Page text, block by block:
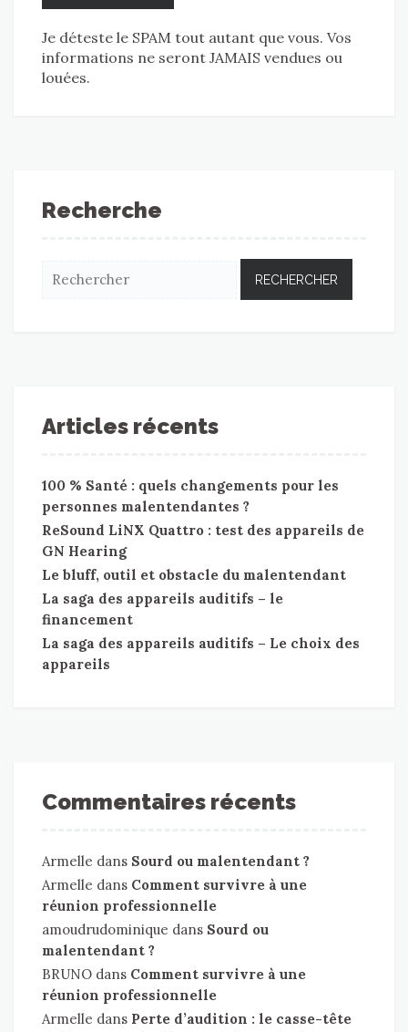
Je déteste le SPAM tout autant que vous. Vos
informations ne seront JAMAIS vendues ou
louées.
Recherche
Articles récents
100 % Santé : quels changements pour les
personnes malentendantes ?
ReSound LiNX Quattro : test des appareils de
GN Hearing
Le bluff, outil et obstacle du malentendant
La saga des appareils auditifs – le
financement
La saga des appareils auditifs – Le choix des
appareils
Commentaires récents
Armelle dans Sourd ou malentendant ?
Armelle dans Comment survivre à une
réunion professionnelle
amoudrudominique dans Sourd ou
malentendant ?
BRUNO dans Comment survivre à une
réunion professionnelle
Armelle dans Perte d’audition : le casse-tête